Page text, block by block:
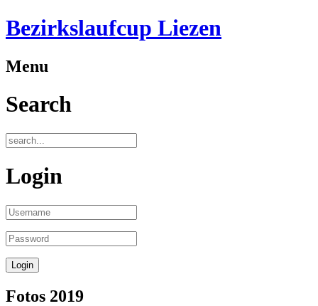
Bezirkslaufcup Liezen
Menu
Search
Login
Fotos 2019